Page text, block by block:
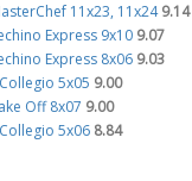
11x23, 11x24 9.14
Express 9x10 9.07
Express 8x06 9.03
5x05 9.00
Off 8x07 9.00
5x06 8.84